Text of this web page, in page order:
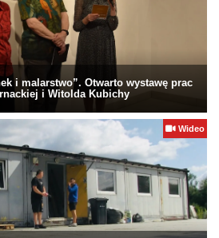
i malarstwo”. Otwarto wystawę prac
i Witolda Kubichy
Wideo